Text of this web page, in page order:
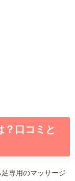
？口コミと
専用のマッサージ